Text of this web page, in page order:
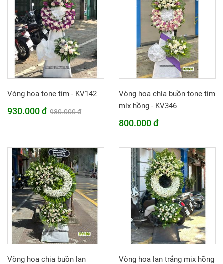
Vòng hoa tone tím - KV142
930.000 đ 980.000 đ
Vòng hoa chia buồn tone tím
mix hồng - KV346
800.000 đ
Vòng hoa chia buồn lan
Vòng hoa lan trắng mix hồng